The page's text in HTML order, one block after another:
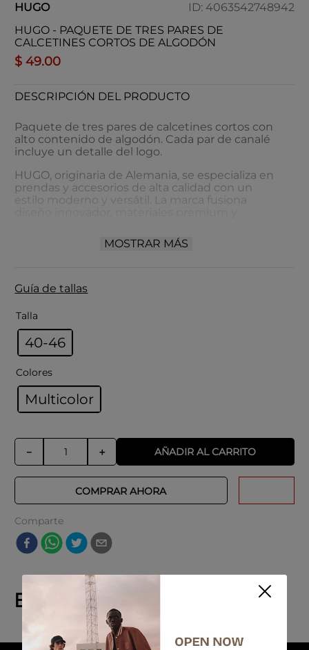
HUGO ID: 4063542748942
HUGO - PAQUETE DE TRES PARES DE
CALCETINES CORTOS DE ALGODÓN
$ 49.00
DESCRIPCIÓN DEL PRODUCTO
Paquete de tres pares de calcetines cortos con
alto contenido de algodón. Cada par de canalé
incluye un detalle del logo.
HUGO, originaria de Alemania, se especializa en
prendas y accesorios de alta calidad con un
estilo moderno y versátil. La marca fusiona
referente en moda contemporánea. Su
enfoque está dirigido a un público dinámico,
MOSTRAR MÁS
Guía de tallas
Talla
40-46
Colores
Multicolor
＋
－ AÑADIR AL CARRITO
COMPRAR AHORA
Comparte
Explora productos similares